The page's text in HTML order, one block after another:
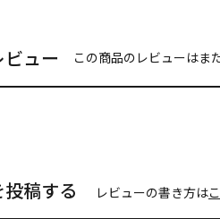
ュー この商品のレビューはま
稿する レビューの書き方は